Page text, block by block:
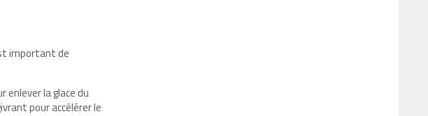
important de
la glace du
pour accélérer le